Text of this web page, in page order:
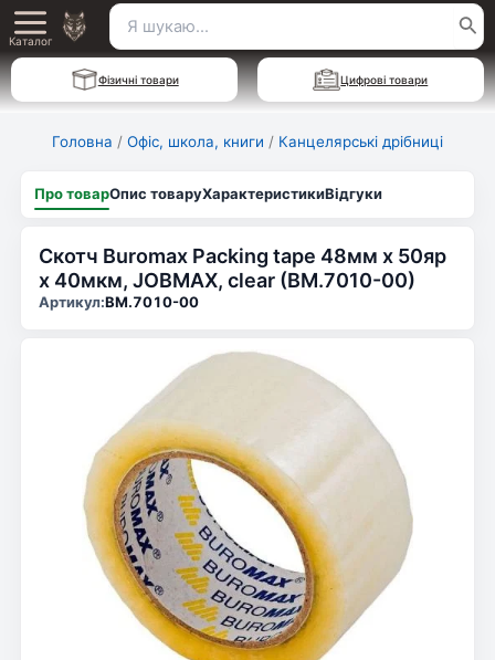
Перейти
до
вмісту
Main
Menu
Каталог
Пошук
для:
Фізичні товари Цифрові товари
Головна / Офіс, школа, книги / Канцелярські дрібниці
Про товарОпис товаруХарактеристикиВідгуки
Скотч Buromax Packing tape 48мм x 50яр
х 40мкм, JOBMAX, clear (BM.7010-00)
Артикул:BM.7010-00